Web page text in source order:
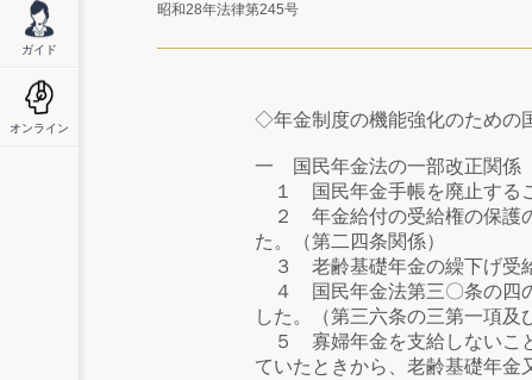
ガイド
オンライン
昭和28年法律第245号
◇年金制度の機能強化のための
一 国民年金法の一部改正関係
１ 国民年金手帳を廃止する
２ 年金給付の受給権の保護の
た。（第二四条関係）
３ 老齢基礎年金の繰下げ受給
４ 国民年金法第三〇条の四の
した。（第三六条の三第一項及
５ 寡婦年金を支給しないこと
ていたときから、老齢基礎年金